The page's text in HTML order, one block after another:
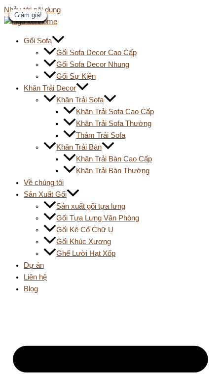
Nhảy tới nội dung
Gối Sofa
Gối Sofa Decor Cao Cấp
Gối Sofa Decor Nhung
Gối Sự Kiện
Khăn Trải Decor
Khăn Trải Sofa
Khăn Trải Sofa Cao Cấp
Khăn Trải Sofa Thường
Thảm Trải Sofa
Khăn Trải Bàn
Khăn Trải Bàn Cao Cấp
Khăn Trải Bàn Thường
Về chúng tôi
Sản Xuất Gối
Sản xuất gối tựa lưng
Gối Tựa Lưng Văn Phòng
Gối Kê Cổ Chữ U
Gối Khúc Xương
Ghế Lười Hạt Xốp
Dự án
Liên hệ
Blog
Giảm giá!
Giảm giá!
Giảm giá!
Giảm giá!
Giảm giá!
Giảm giá!
Giảm giá!
Giảm giá!
Giảm giá!
Giảm giá!
Giảm giá!
Giảm giá!
Giảm giá!